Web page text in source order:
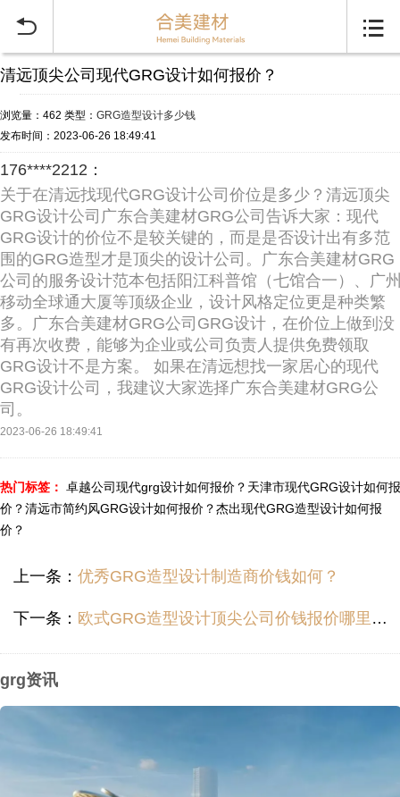
 
清远顶尖公司现代GRG设计如何报价？
浏览量：462 类型： GRG造型设计多少钱
发布时间：2023-06-26 18:49:41
176****2212：
关于在清远找现代GRG设计公司价位是多少？清远顶尖
GRG设计公司广东合美建材GRG公司告诉大家：现代
GRG设计的价位不是较关键的，而是是否设计出有多范
围的GRG造型才是顶尖的设计公司。广东合美建材GRG
公司的服务设计范本包括阳江科普馆（七馆合一）、广
移动全球通大厦等顶级企业，设计风格定位更是种类繁
多。广东合美建材GRG公司GRG设计，在价位上做到没
有再次收费，能够为企业或公司负责人提供免费领取
GRG设计不是方案。 如果在清远想找一家居心的现代
GRG设计公司，我建议大家选择广东合美建材GRG公
司。
2023-06-26 18:49:41
热门标签： 卓越公司现代grg设计如何报价？ 天津市现代GRG设计如何报
价？清远市简约风GRG设计如何报价？杰出现代GRG造型设计如何报
价？
上一条： 优秀GRG造型设计制造商价钱如何？
下一条： 欧式GRG造型设计顶尖公司价钱报价哪里便宜？
grg资讯